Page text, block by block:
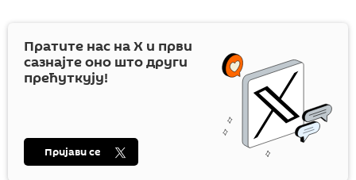
Пратите нас наX и први
сазнајте оно што други
прећуткују!
Пријави се